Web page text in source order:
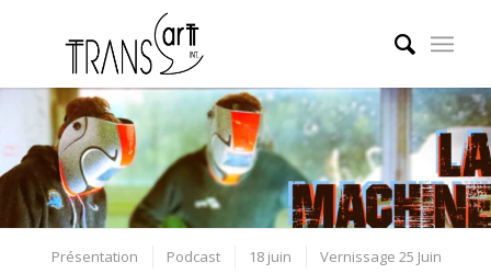
Présentation Podcast 18 juin Vernissage 25 Juin